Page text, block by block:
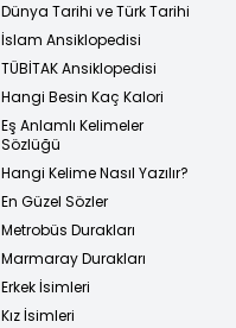
Dünya Tarihi ve Türk Tarihi
İslam Ansiklopedisi
TÜBİTAK Ansiklopedisi
Hangi Besin Kaç Kalori
Eş Anlamlı Kelimeler
Sözlüğü
Hangi Kelime Nasıl Yazılır?
En Güzel Sözler
Metrobüs Durakları
Marmaray Durakları
Erkek İsimleri
Kız İsimleri